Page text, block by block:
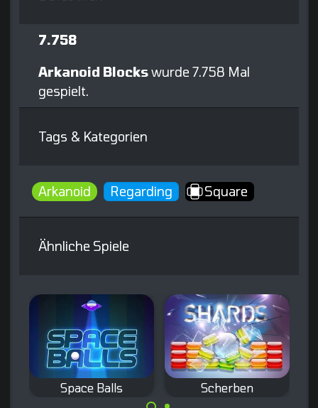
7.758
Arkanoid Blockswurde 7.758 Mal
gespielt.
Tags & Kategorien
Arkanoid Regarding Square
Ähnliche Spiele
Space Balls Scherben